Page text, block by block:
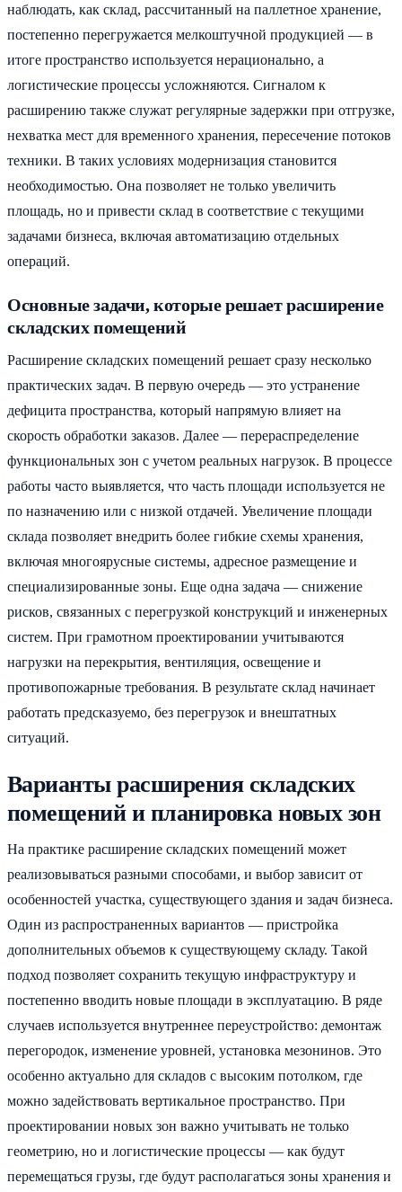
наблюдать, как склад, рассчитанный на паллетное хранение,
постепенно перегружается мелкоштучной продукцией — в
итоге пространство используется нерационально, а
логистические процессы усложняются. Сигналом к
расширению также служат регулярные задержки при отгрузке,
нехватка мест для временного хранения, пересечение потоков
техники. В таких условиях модернизация становится
необходимостью. Она позволяет не только увеличить
площадь, но и привести склад в соответствие с текущими
задачами бизнеса, включая автоматизацию отдельных
операций.
Основные задачи, которые решает расширение
складских помещений
Расширение складских помещений решает сразу несколько
практических задач. В первую очередь — это устранение
дефицита пространства, который напрямую влияет на
скорость обработки заказов. Далее — перераспределение
функциональных зон с учетом реальных нагрузок. В процессе
работы часто выявляется, что часть площади используется не
по назначению или с низкой отдачей. Увеличение площади
склада позволяет внедрить более гибкие схемы хранения,
включая многоярусные системы, адресное размещение и
специализированные зоны. Еще одна задача — снижение
рисков, связанных с перегрузкой конструкций и инженерных
систем. При грамотном проектировании учитываются
нагрузки на перекрытия, вентиляция, освещение и
противопожарные требования. В результате склад начинает
работать предсказуемо, без перегрузок и внештатных
ситуаций.
Варианты расширения складских
помещений и планировка новых зон
На практике расширение складских помещений может
реализовываться разными способами, и выбор зависит от
особенностей участка, существующего здания и задач бизнеса.
Один из распространенных вариантов — пристройка
дополнительных объемов к существующему складу. Такой
подход позволяет сохранить текущую инфраструктуру и
постепенно вводить новые площади в эксплуатацию. В ряде
случаев используется внутреннее переустройство: демонтаж
перегородок, изменение уровней, установка мезонинов. Это
особенно актуально для складов с высоким потолком, где
можно задействовать вертикальное пространство. При
проектировании новых зон важно учитывать не только
геометрию, но и логистические процессы — как будут
перемещаться грузы, где будут располагаться зоны хранения и